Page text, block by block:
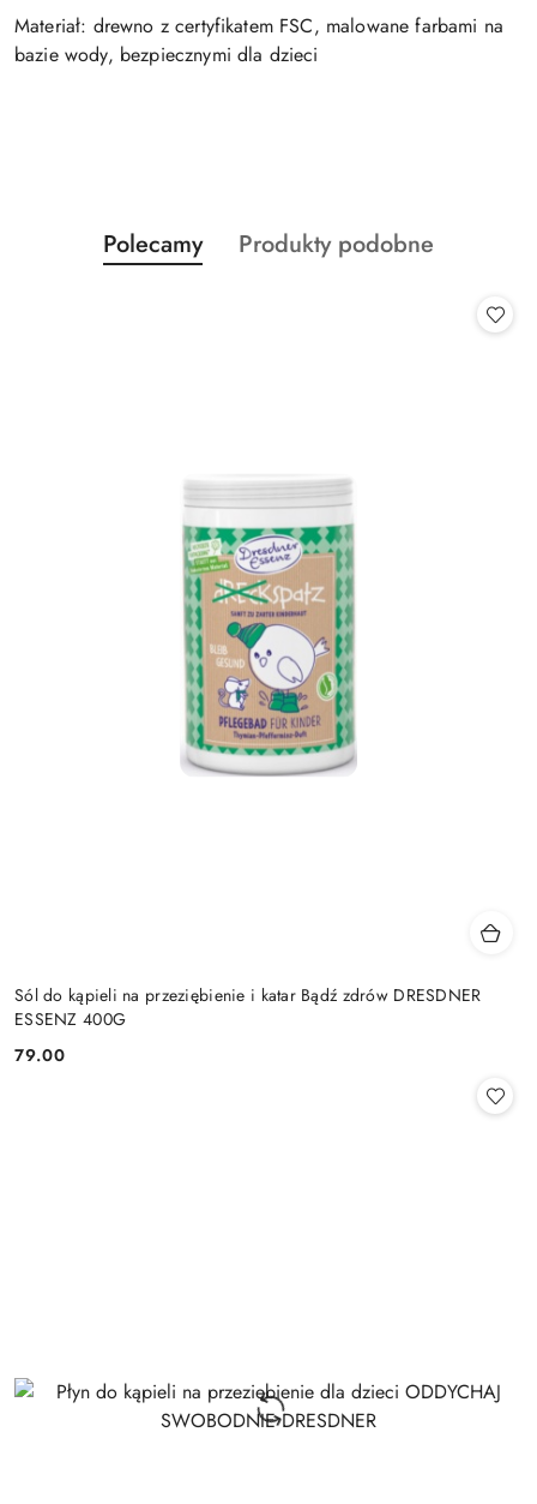
Materiał: drewno z certyfikatem FSC, malowane farbami na
bazie wody, bezpiecznymi dla dzieci
Pomiń karuzelę produktów
Produkty
o
Polecamy
Produkty
Produkty podobne
Sól do kąpieli na przeziębienie i katar Bądź zdrów DRESDNER
ESSENZ 400G
Cena:
79.00